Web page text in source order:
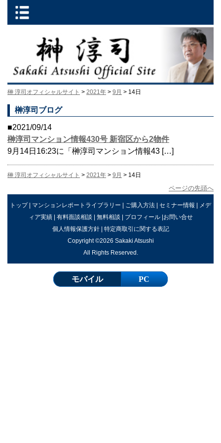
榊 淳司オフィシャルサイト > 2021年 > 9月 > 14日
榊淳司ブログ
■2021/09/14
榊淳司マンション情報430号 新宿区から2物件
9月14日16:23に「榊淳司マンション情報43 […]
榊 淳司オフィシャルサイト > 2021年 > 9月 > 14日
ページの先頭へ
トップ| マンションレポートライブラリー | ご購入方法 | セミナー情報 | メデ
ィア実績| 有料面談相談 | 無料相談 | プロフィール|お問い合せ
個人情報保護方針| 特定商取引に関する表記
Copyright ©2026 Sakaki Atsushi
All Rights Reserved.
モバイル PC